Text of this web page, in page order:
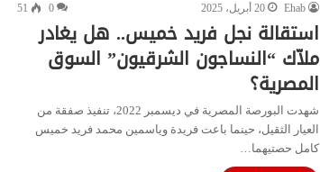
Ehab 20 أبريل، 2025 0
51
استقالة نجل فريد خميس.. هل يغادر
ملاّك “النساجون الشرقيون” السوق
المصرية؟
شهدت البورصة المصرية في ديسمبر 2022، تنفيذ صفقة من
العيار الثقيل، حينما باعت فريدة وياسمين محمد فريد خميس
كامل حصتيهما…